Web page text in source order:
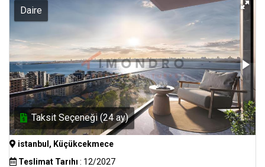
Daire
Taksit Seçeneği (24 ay)
istanbul, Küçükcekmece
Teslimat Tarıhı : 12/2027